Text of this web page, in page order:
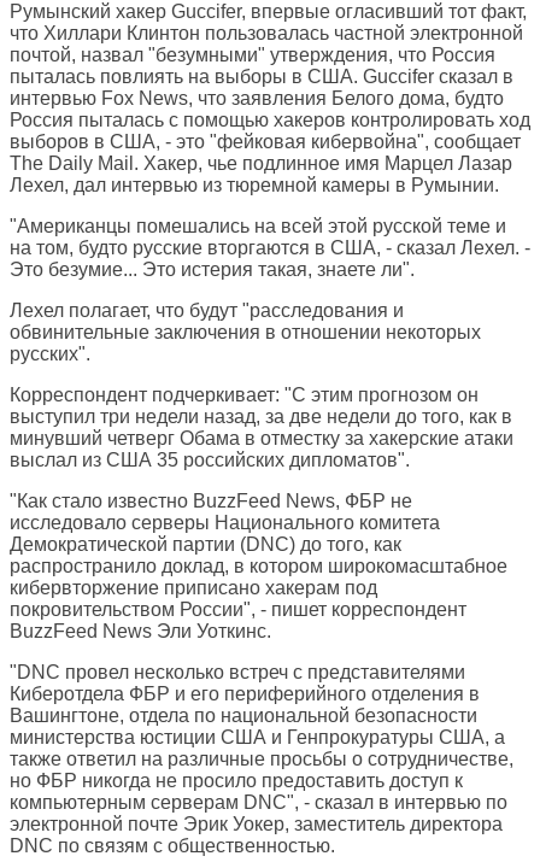
Румынский хакер Guccifer, впервые огласивший тот факт,
что Хиллари Клинтон пользовалась частной электронной
почтой, назвал "безумными" утверждения, что Россия
пыталась повлиять на выборы в США. Guccifer сказал в
интервью Fox News, что заявления Белого дома, будто
Россия пыталась с помощью хакеров контролировать ход
выборов в США, - это "фейковая кибервойна", сообщает
The Daily Mail . Хакер, чье подлинное имя Марцел Лазар
Лехел, дал интервью из тюремной камеры в Румынии.
"Американцы помешались на всей этой русской теме и
на том, будто русские вторгаются в США, - сказал Лехел. -
Это безумие... Это истерия такая, знаете ли".
Лехел полагает, что будут "расследования и
обвинительные заключения в отношении некоторых
русских".
Корреспондент подчеркивает: "С этим прогнозом он
выступил три недели назад, за две недели до того, как в
минувший четверг Обама в отместку за хакерские атаки
выслал из США 35 российских дипломатов".
"Как стало известно BuzzFeed News, ФБР не
исследовало серверы Национального комитета
Демократической партии (DNC) до того, как
распространило доклад, в котором широкомасштабное
кибервторжение приписано хакерам под
покровительством России", - пишет корреспондент
BuzzFeed News Эли Уоткинс.
"DNC провел несколько встреч с представителями
Киберотдела ФБР и его периферийного отделения в
Вашингтоне, отдела по национальной безопасности
министерства юстиции США и Генпрокуратуры США, а
также ответил на различные просьбы о сотрудничестве,
но ФБР никогда не просило предоставить доступ к
компьютерным серверам DNC", - сказал в интервью по
электронной почте Эрик Уокер, заместитель директора
DNC по связям с общественностью.